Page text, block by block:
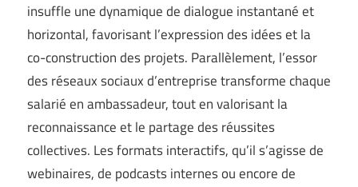
insuffle une dynamique de dialogue instantané et
horizontal, favorisant l’expression des idées et la
co-construction des projets. Parallèlement, l’essor
des réseaux sociaux d’entreprise transforme chaque
salarié en ambassadeur, tout en valorisant la
reconnaissance et le partage des réussites
collectives. Les formats interactifs, qu’il s’agisse de
webinaires, de podcasts internes ou encore de